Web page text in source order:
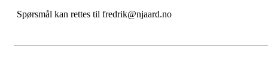
Spørsmål kan rettes til fredrik@njaard.no